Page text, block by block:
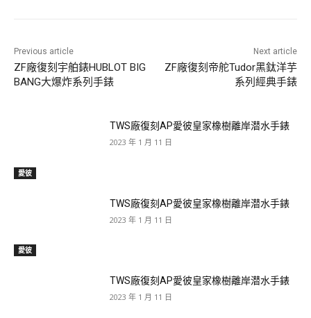
Previous article
ZF廠復刻宇舶錶HUBLOT BIG
BANG大爆炸系列手錶
Next article
ZF廠復刻帝舵Tudor黑鈦洋芋
系列經典手錶
愛彼
TWS廠復刻AP愛彼皇家橡樹離岸潜水手錶
2023 年 1 月 11 日
愛彼
TWS廠復刻AP愛彼皇家橡樹離岸潜水手錶
2023 年 1 月 11 日
TWS廠復刻AP愛彼皇家橡樹離岸潜水手錶
2023 年 1 月 11 日